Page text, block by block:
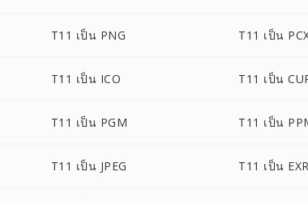
T11 เป็น PNG T11 เป็น
T11 เป็น ICO T11 เป็น
T11 เป็น PGM T11 เป็น
T11 เป็น JPEG T11 เป็น EXR